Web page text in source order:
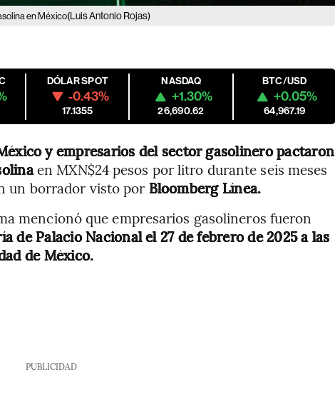
en México(Luis Antonio Rojas)
DÓLAR SPOT
-0.43%
17.1355
NASDAQ
+1.30%
26,690.62
BTC/USD
+0.05%
64,967.19
y empresarios del sector gasolinero pactaron
en MXN$24 pesos por litro durante seis meses
un borrador visto por Bloomberg Línea.
mencionó que empresarios gasolineros fueron
de Palacio Nacional el 27 de febrero de 2025 a las
de México.
PUBLICIDAD